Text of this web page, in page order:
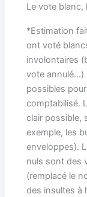
Le vote blanc,
*Estimation
ont voté
involontaires
vote annulé…)
possibles
comptabilisé.
clair possible,
exemple, les
enveloppes).
nuls sont des
(remplacé le
des insultes à